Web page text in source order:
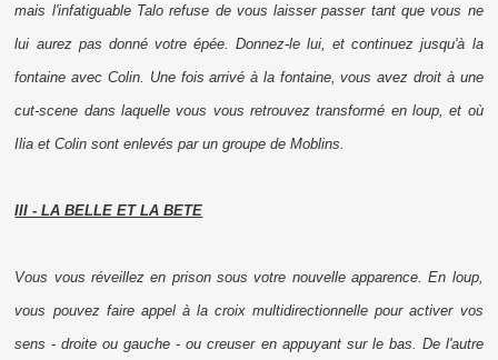
mais l'infatiguable Talo refuse de vous laisser passer tant que vous ne
lui aurez pas donné votre épée. Donnez-le lui, et continuez jusqu'à la
fontaine avec Colin. Une fois arrivé à la fontaine, vous avez droit à une
cut-scene dans laquelle vous vous retrouvez transformé en loup, et où
Ilia et Colin sont enlevés par un groupe de Moblins.
III - LA BELLE ET LA BETE
Vous vous réveillez en prison sous votre nouvelle apparence. En loup,
vous pouvez faire appel à la croix multidirectionnelle pour activer vos
sens - droite ou gauche - ou creuser en appuyant sur le bas. De l'autre